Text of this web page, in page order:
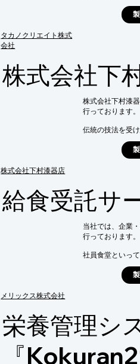
タカノクリエイト株式
会社
方々の立場に立
カタログ外製品
■塗り物PET樹脂
■回転寿司関連食
■配び盆
■箸関連
株式会社下
株式会社下村漆器店
株式会社下村漆
行っております。
伝統の技法を受
新素材・新商品
その成果が認め
優秀賞を受賞し
ネット販売事業
卸販売・オーダ
ご要望の際はお
【取扱製品】
■最高級木製本堅
■電子レンジ対応
■普段使いの食
給食受託サ
メリックス株式会社
当社では、企業
行っております。
社員食堂といっ
お求めになる食
培ってきたノウ
お客様のニーズ
アンチエイジン
働く活力源とな
※詳しくはPDF
栄養管理シ
『